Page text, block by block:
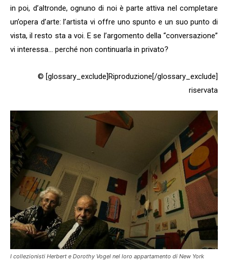
in poi, d’altronde, ognuno di noi è parte attiva nel completare
un’opera d’arte: l’artista vi offre uno spunto e un suo punto di
vista, il resto sta a voi. E se l’argomento della “conversazione”
vi interessa… perché non continuarla in privato?
© [glossary_exclude]Riproduzione[/glossary_exclude]
riservata
I collezionisti Herbert e Dorothy Vogel nel loro appartamento di New York